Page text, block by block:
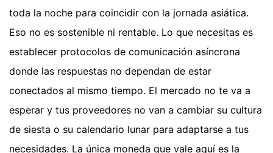
toda la noche para coincidir con la jornada asiática.
Eso no es sostenible ni rentable. Lo que necesitas es
establecer protocolos de comunicación asíncrona
donde las respuestas no dependan de estar
conectados al mismo tiempo. El mercado no te va a
esperar y tus proveedores no van a cambiar su cultura
de siesta o su calendario lunar para adaptarse a tus
necesidades. La única moneda que vale aquí es la